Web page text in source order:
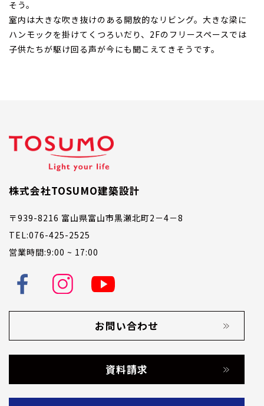
そう。
室内は大きな吹き抜けのある開放的なリビング。大きな梁に
ハンモックを掛けてくつろいだり、2Fのフリースペースでは
子供たちが駆け回る声が今にも聞こえてきそうです。
株式会社TOSUMO建築設計
〒939-8216 富山県富山市黒瀬北町2－4－8
TEL:076-425-2525
営業時間:9:00 ~ 17:00
お問い合わせ
資料請求